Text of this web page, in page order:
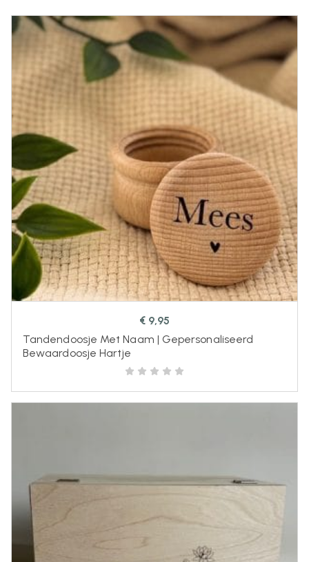
€9,95
Tandendoosje Met Naam | Gepersonaliseerd
Bewaardoosje Hartje